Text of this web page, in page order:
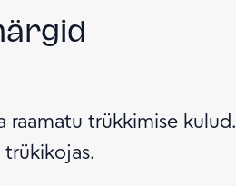
raamatu trükkimise kulud.